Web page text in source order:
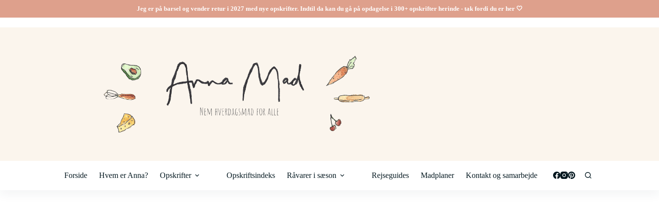
Jeg er på barsel og vender retur i 2027 med nye opskrifter. Indtil da kan du gå på opdagelse i 300+ opskrifter herinde - tak fordi du er her 🤍
Forside Hvem er Anna? Opskrifter Opskriftsindeks Råvarer i sæson Rejseguides Madplaner Kontakt og samarbejde